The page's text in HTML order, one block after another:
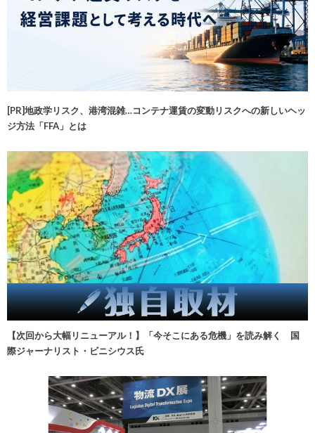
[PR]地政学リスク、港湾混雑…コンテナ運賃の変動リスクへの新しいヘッ
ジ方法「FFA」とは
【次回から大幅リニューアル！】「今そこにある危機」を読み解く 国
際ジャーナリスト・ビニシウス氏